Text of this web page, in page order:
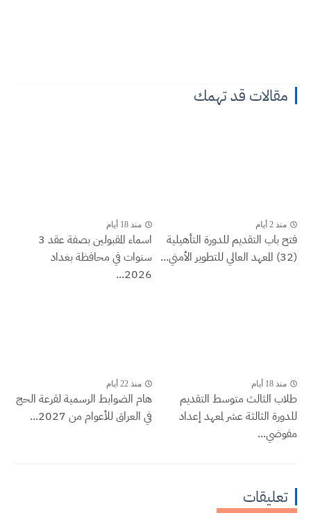
مقالات قد تهمك
منذ 2 أيام
فتح باب التقديم للدورة التأهيلية
(32) المعهد العالي للتطوير الأمني...
منذ 18 أيام
اسماء المقبولين بصفة عقد 3
سنوات في محافظة بغداد
2026...
منذ 18 أيام
طلاب الثالث متوسط التقديم
للدورة الثالثة عشر لمعهد إعداد
مفوضي...
منذ 22 أيام
هام الضوابط الرسمية لقرعة الحج
في العراق للأعوام من 2027...
تعليقات